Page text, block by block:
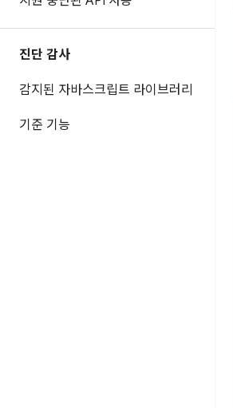
진단 감사
감지된 자바스크립트 라이브러리
기준 기능